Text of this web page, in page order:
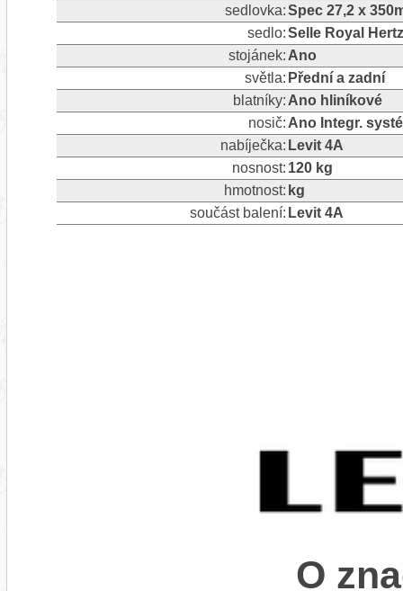
sedlovka:Spec 27,2 x
sedlo:Selle Royal Hertz
stojánek: Ano
světla: Přední a zadní
blatníky: Ano hliníkové
nosič: Ano Integr.
nabíječka: Levit 4A
nosnost: 120 kg
hmotnost: kg
součást balení: Levit 4A
O